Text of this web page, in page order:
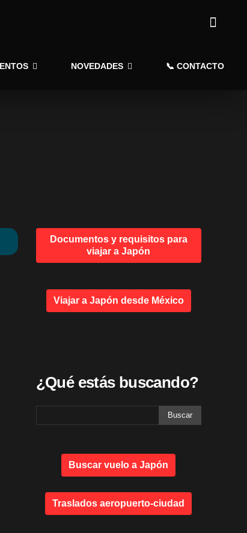
NOVEDADES 📞 CONTACTO
Documentos y requisitos para
viajar a Japón
Viajar a Japón desde México
¿Qué estás buscando?
Buscar vuelo a Japón
Traslados aeropuerto-ciudad